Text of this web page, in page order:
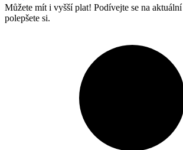
Můžete mít i vyšší plat! Podívejte se na aktuální
polepšete si.